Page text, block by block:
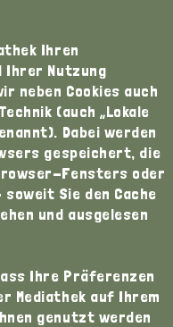
Ihren
Ihrer Nutzung
neben Cookies auch
(auch „Lokale
Dabei werden
gespeichert, die
Fensters oder
soweit Sie den Cache
und ausgelesen
Ihre Präferenzen
Mediathek auf Ihrem
genutzt werden